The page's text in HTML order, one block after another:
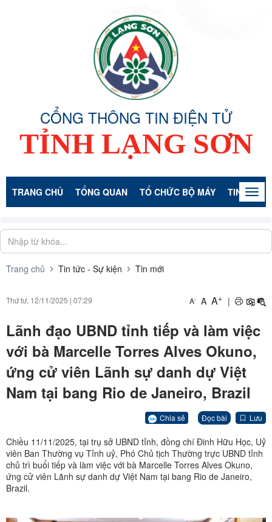
CỔNG THÔNG TIN ĐIỆN TỬ
TỈNH LẠNG SƠN
TRANG CHỦ TỔNG QUAN TỔ CHỨC BỘ MÁY TIN TỨC -
Trang chủ Tin tức - Sự kiện Tin mới
Thứ tư, 12/11/2025 | 07:29 A- A A+ |
Lãnh đạo UBND tỉnh tiếp và làm việc
với bà Marcelle Torres Alves Okuno,
ứng cử viên Lãnh sự danh dự Việt
Nam tại bang Rio de Janeiro, Brazil
Chia sẻ Đọc bài Lưu
Chiều 11/11/2025, tại trụ sở UBND tỉnh, đồng chí Đinh Hữu Học, Uỷ
viên Ban Thường vụ Tỉnh uỷ, Phó Chủ tịch Thường trực UBND tỉnh
chủ trì buổi tiếp và làm việc với bà Marcelle Torres Alves Okuno,
ứng cử viên Lãnh sự danh dự Việt Nam tại bang Rio de Janeiro,
Brazil.